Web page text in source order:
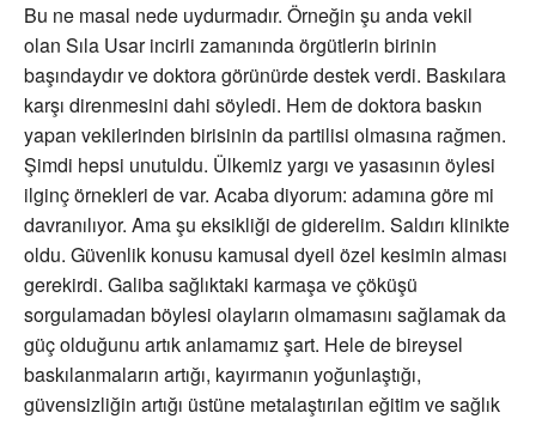
Bu ne masal nede uydurmadır. Örneğin şu anda vekil
olan Sıla Usar incirli zamanında örgütlerin birinin
başındaydır ve doktora görünürde destek verdi. Baskılara
karşı direnmesini dahi söyledi. Hem de doktora baskın
yapan vekilerinden birisinin da partilisi olmasına rağmen.
Şimdi hepsi unutuldu. Ülkemiz yargı ve yasasının öylesi
ilginç örnekleri de var. Acaba diyorum: adamına göre mi
davranılıyor. Ama şu eksikliği de giderelim. Saldırı klinikte
oldu. Güvenlik konusu kamusal dyeil özel kesimin alması
gerekirdi. Galiba sağlıktaki karmaşa ve çöküşü
sorgulamadan böylesi olayların olmamasını sağlamak da
güç olduğunu artık anlamamız şart. Hele de bireysel
baskılanmaların artığı, kayırmanın yoğunlaştığı,
güvensizliğin artığı üstüne metalaştırılan eğitim ve sağlık